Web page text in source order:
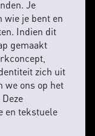
Je
je bent en
Indien dit
gemaakt
zich uit
we ons op het
en tekstuele